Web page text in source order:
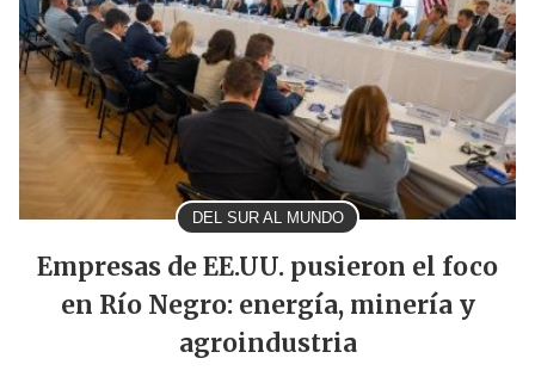
DEL SUR AL MUNDO
Empresas de EE.UU. pusieron el foco
en Río Negro: energía, minería y
agroindustria